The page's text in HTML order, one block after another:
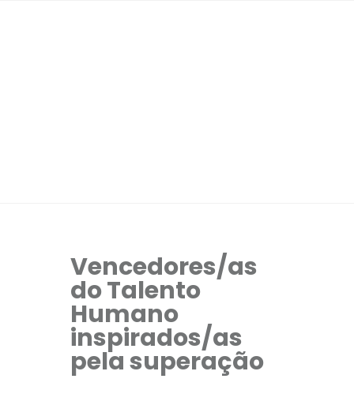
Vencedores/as
do Talento
Humano
inspirados/as
pela superação